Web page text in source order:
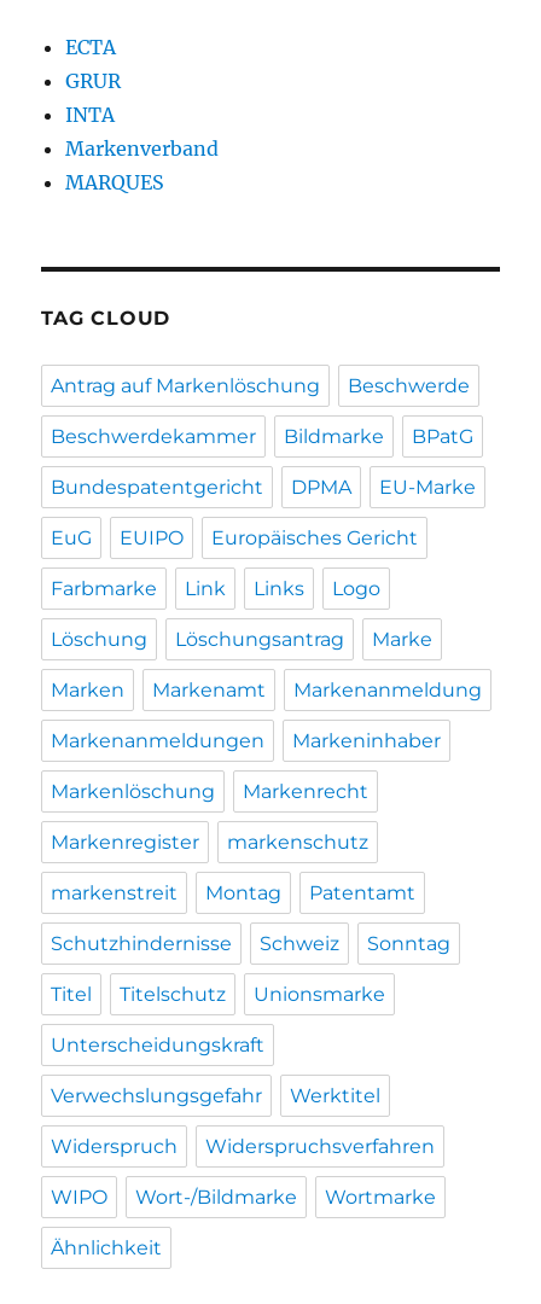
ECTA
GRUR
INTA
Markenverband
MARQUES
TAG CLOUD
Antrag auf Markenlöschung Beschwerde
Beschwerdekammer Bildmarke BPatG
Bundespatentgericht DPMA EU-Marke
EuG EUIPO Europäisches Gericht
Farbmarke Link Links Logo
Löschung Löschungsantrag Marke
Marken Markenamt Markenanmeldung
Markenanmeldungen Markeninhaber
Markenlöschung Markenrecht
Markenregister markenschutz
markenstreit Montag Patentamt
Schutzhindernisse Schweiz Sonntag
Titel Titelschutz Unionsmarke
Unterscheidungskraft
Verwechslungsgefahr Werktitel
Widerspruch Widerspruchsverfahren
WIPO Wort-/Bildmarke Wortmarke
Ähnlichkeit